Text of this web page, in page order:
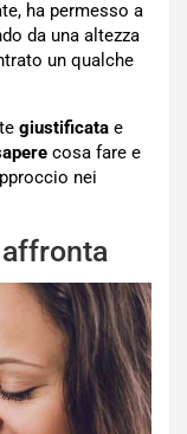
ha permesso a
da una altezza
un qualche
giustificata e
cosa fare e
nei